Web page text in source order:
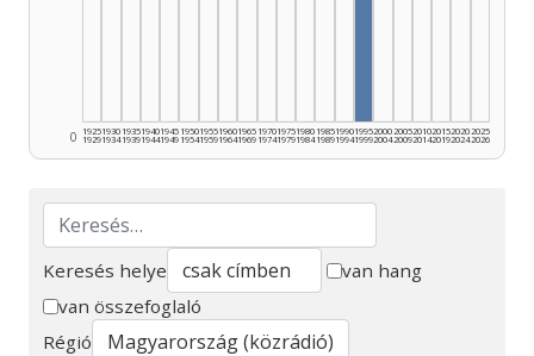
0 1925
1929
1930
1934
1935
1939
1940
1944
1945
1949
1950
1954
1955
1959
1960
1964
1965
1969
1970
1974
1975
1979
1980
1984
1985
1989
1990
1994
1995
1999
2000
2004
2005
2009
2010
2014
2015
2019
2020
2024
2025
2026
Keresés
Keresés helye
van hang
van összefoglaló
Régió